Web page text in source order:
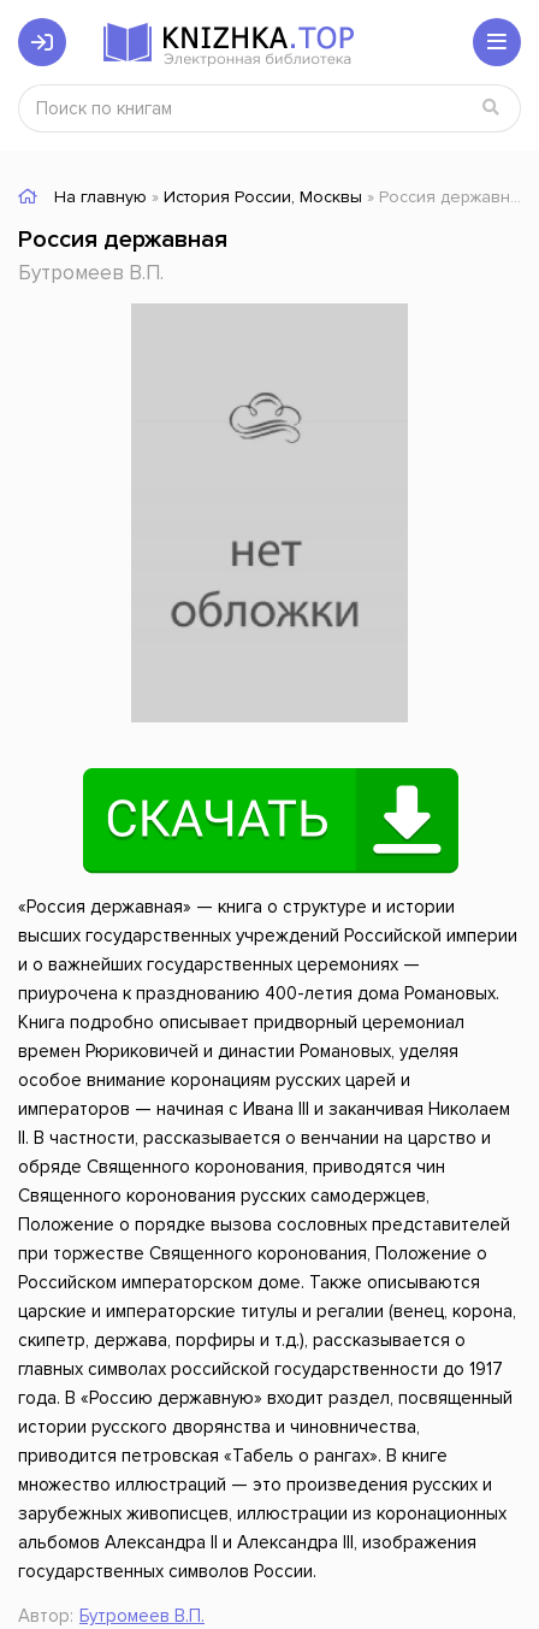
На главную » История России, Москвы » Россия державная
Россия державная
Бутромеев В.П.
«Россия державная» — книга о структуре и истории
высших государственных учреждений Российской империи
и о важнейших государственных церемониях —
приурочена к празднованию 400-летия дома Романовых.
Книга подробно описывает придворный церемониал
времен Рюриковичей и династии Романовых, уделяя
особое внимание коронациям русских царей и
императоров — начиная с Ивана III и заканчивая Николаем
II. В частности, рассказывается о венчании на царство и
обряде Священного коронования, приводятся чин
Священного коронования русских самодержцев,
Положение о порядке вызова сословных представителей
при торжестве Священного коронования, Положение о
Российском императорском доме. Также описываются
царские и императорские титулы и регалии (венец, корона,
скипетр, держава, порфиры и т.д.), рассказывается о
главных символах российской государственности до 1917
года. В «Россию державную» входит раздел, посвященный
истории русского дворянства и чиновничества,
приводится петровская «Табель о рангах». В книге
множество иллюстраций — это произведения русских и
зарубежных живописцев, иллюстрации из коронационных
альбомов Александра II и Александра III, изображения
государственных символов России.
Автор: Бутромеев В.П.